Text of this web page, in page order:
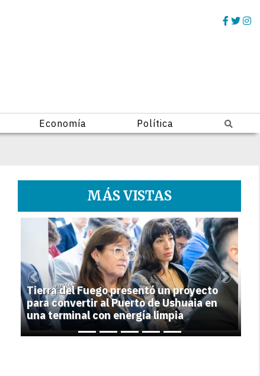
Economía Política
MÁS VISTAS
1
Tierra del Fuego presentó un proyecto
para convertir al Puerto de Ushuaia en
una terminal con energía limpia
Previous Next